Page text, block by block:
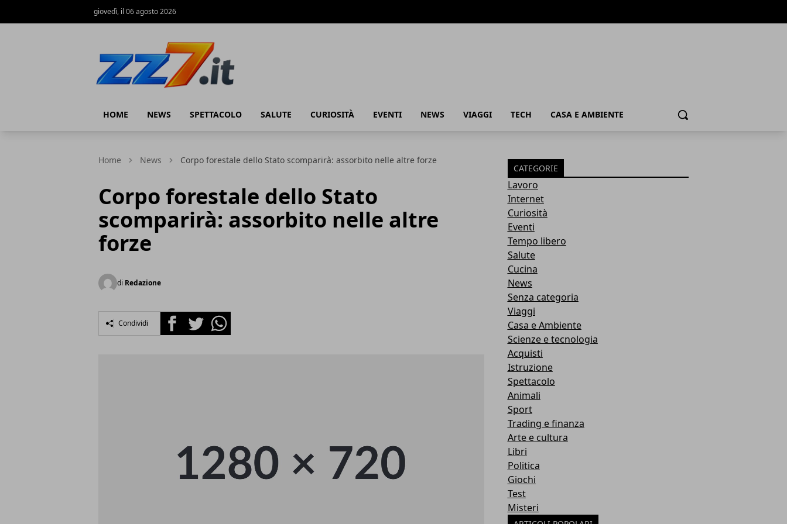
giovedì, il 06 agosto 2026
HOME NEWS SPETTACOLO SALUTE CURIOSITÀ EVENTI NEWS VIAGGI TECH CASA E AMBIENTE Cerca
Home News Corpo forestale dello Stato scomparirà: assorbito nelle altre forze
Corpo forestale dello Stato
scomparirà: assorbito nelle altre
forze
di Redazione
Condividi FacebookTwitterWhatsapp
CATEGORIE
Lavoro
Internet
Curiosità
Eventi
Tempo libero
Salute
Cucina
News
Senza categoria
Viaggi
Casa e Ambiente
Scienze e tecnologia
Acquisti
Istruzione
Spettacolo
Animali
Sport
Trading e finanza
Arte e cultura
Libri
Politica
Giochi
Test
Misteri